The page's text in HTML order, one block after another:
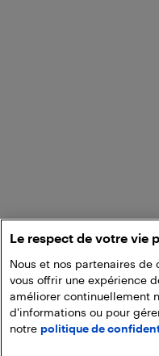
Ajouter au panier
Le respect de votre vie
Nous et nos partenaires
vous offrir une expérience
améliorer continuellement
d'informations ou pour
notre politique de